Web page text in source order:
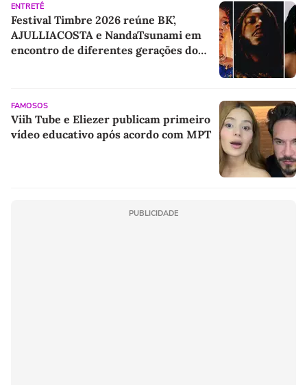
ENTRETÊ
Festival Timbre 2026 reúne BK’,
AJULLIACOSTA e NandaTsunami em
encontro de diferentes gerações do
FAMOSOS
Viih Tube e Eliezer publicam primeiro
vídeo educativo após acordo com MPT
PUBLICIDADE